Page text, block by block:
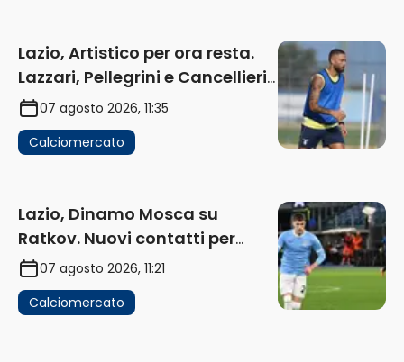
Lazio, Artistico per ora resta.
Lazzari, Pellegrini e Cancellieri
in uscita
07 agosto 2026, 11:35
Calciomercato
Lazio, Dinamo Mosca su
Ratkov. Nuovi contatti per
Pinamonti
07 agosto 2026, 11:21
Calciomercato